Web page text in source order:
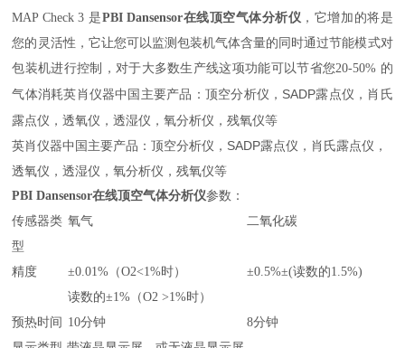
MAP Check 3 是PBI Dansensor在线顶空气体分析仪 ，它增加的将是
您的灵活性，它让您可以监测包装机气体含量的同时通过节能模式对
包装机进行控制，对于大多数生产线这项功能可以节省您20-50% 的
气体消耗英肖仪器中国主要产品：顶空分析仪，SADP露点仪，肖氏
露点仪，透氧仪，透湿仪，氧分析仪，残氧仪等
英肖仪器中国主要产品：顶空分析仪，SADP露点仪，肖氏露点仪，
透氧仪，透湿仪，氧分析仪，残氧仪等
PBI Dansensor在线顶空气体分析仪参数：
传感器类
型
氧气 二氧化碳
精度
±0.01%（O2<1%时）
读数的±1%（O2 >1%时）
±0.5%±(读数的1.5%)
预热时间 10分钟
8分钟